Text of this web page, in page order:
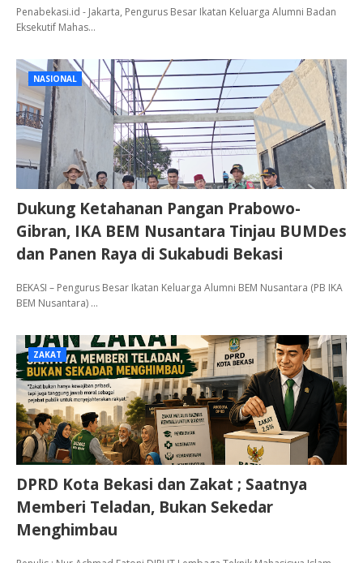
Penabekasi.id - Jakarta, Pengurus Besar Ikatan Keluarga Alumni Badan
Eksekutif Mahas…
NASIONAL
Dukung Ketahanan Pangan Prabowo-
Gibran, IKA BEM Nusantara Tinjau BUMDes
dan Panen Raya di Sukabudi Bekasi
BEKASI – Pengurus Besar Ikatan Keluarga Alumni BEM Nusantara (PB IKA
BEM Nusantara) …
ZAKAT
DPRD Kota Bekasi dan Zakat ; Saatnya
Memberi Teladan, Bukan Sekedar
Menghimbau